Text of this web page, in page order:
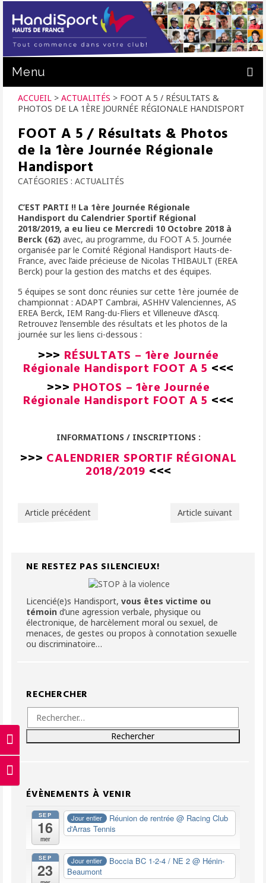
Passer en contraste élevé
Changer la taille de la police
Menu
ACTUALITÉS
C.R. HANDISPORT
PRATIQUER
PRÊT DE MATÉRIEL
NOUS SOUTENIR
CALENDRIER
ACCUEIL > ACTUALITÉS > FOOT A 5 / RÉSULTATS &
PHOTOS DE LA 1ÈRE JOURNÉE RÉGIONALE HANDISPORT
FOOT A 5 / Résultats & Photos
de la 1ère Journée Régionale
Handisport
CATÉGORIES : ACTUALITÉS
C’EST PARTI !! La 1ère Journée Régionale
Handisport du Calendrier Sportif Régional
2018/2019, a eu lieu ce Mercredi 10 Octobre 2018 à
Berck (62) avec, au programme, du FOOT A 5. Journée
organisée par le Comité Régional Handisport Hauts-de-
France, avec l’aide précieuse de Nicolas THIBAULT (EREA
Berck) pour la gestion des matchs et des équipes.
5 équipes se sont donc réunies sur cette 1ère journée de
championnat : ADAPT Cambrai, ASHHV Valenciennes, AS
EREA Berck, IEM Rang-du-Fliers et Villeneuve d’Ascq.
Retrouvez l’ensemble des résultats et les photos de la
journée sur les liens ci-dessous :
>>> RÉSULTATS – 1ère Journée
Régionale Handisport FOOT A 5 <<<
>>> PHOTOS – 1ère Journée
Régionale Handisport FOOT A 5 <<<
INFORMATIONS / INSCRIPTIONS :
>>> CALENDRIER SPORTIF RÉGIONAL
2018/2019 <<<
Article précédent Article suivant
NE RESTEZ PAS SILENCIEUX!
Licencié(e)s Handisport,vous êtes victime ou
témoin d’une agression verbale, physique ou
électronique, de harcèlement moral ou sexuel, de
menaces, de gestes ou propos à connotation sexuelle
ou discriminatoire…
RECHERCHER
Rechercher :
ÉVÈNEMENTS À VENIR
SEP
16
mer
Jour entier Réunion de rentrée@ Racing Club
d'Arras Tennis
SEP
23
Jour entier Boccia BC 1-2-4 / NE 2@ Hénin-
Beaumont